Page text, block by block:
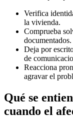
Verifica
la vivienda.
Comprueba
documentados.
Deja por
de
Reacciona
agravar el
Qué se
cuando el